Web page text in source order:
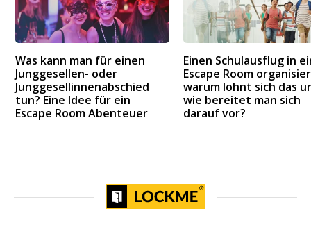
Was kann man für einen
Junggesellen- oder
Junggesellinnenabschied
tun? Eine Idee für ein
Escape Room Abenteuer
Einen Schulausflug in
Escape Room
warum lohnt sich das
wie bereitet man sich
darauf vor?